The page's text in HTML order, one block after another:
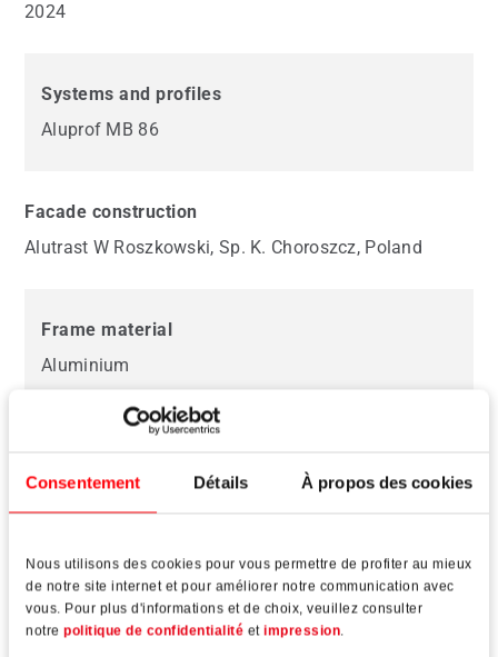
Consentement Détails À propos des cookies
Nous utilisons des cookies pour vous permettre de profiter au mieux
de notre site internet et pour améliorer notre communication avec
vous. Pour plus d'informations et de choix, veuillez consulter
notre politique de confidentialité et impression.
2024
Systems and profiles
Aluprof MB 86
Facade construction
Alutrast W Roszkowski, Sp. K. Choroszcz, Poland
Frame material
Aluminium
Hardware technology